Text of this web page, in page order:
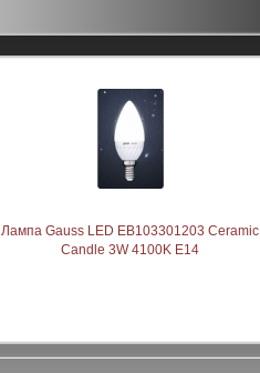
Лампа Gauss LED EB103301203 Ceramic
Candle 3W 4100K E14